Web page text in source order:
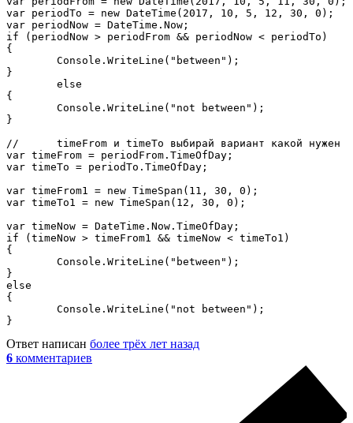
var periodTo = new DateTime(2017, 10, 5, 12, 30, 0);
var periodNow = DateTime.Now;
if (periodNow > periodFrom && periodNow < periodTo)
{
}
{
}
// 	timeFrom и timeTo выбирай вариант какой нужен
var timeFrom = periodFrom.TimeOfDay;
var timeTo = periodTo.TimeOfDay;
var timeFrom1 = new TimeSpan(11, 30, 0);
var timeTo1 = new TimeSpan(12, 30, 0);
var timeNow = DateTime.Now.TimeOfDay;
if (timeNow > timeFrom1 && timeNow < timeTo1)
{
}
else
{
}
Ответ написан более трёх лет назад
6 комментариев